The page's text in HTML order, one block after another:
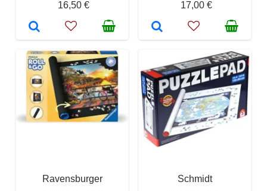
16,50 € 17,00 €
Ravensburger
Schmidt